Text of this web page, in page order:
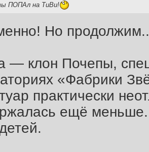
ПОПАл на ТиВи!
Но
— клон Почепы,
«Фабрики
практически
ещё меньше.